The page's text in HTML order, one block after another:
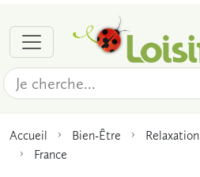
Accueil Bien-Être Relaxation
France